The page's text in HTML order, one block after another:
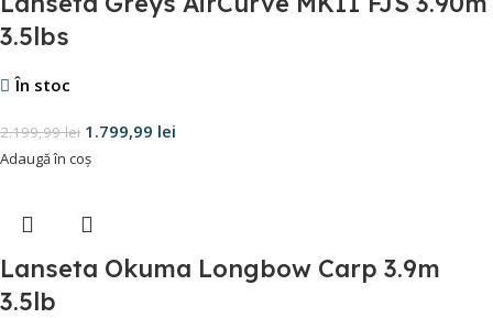
3.5lbs
În stoc
2.199,99lei 1.799,99 lei
Adaugă în coș
Lanseta Okuma Longbow Carp 3.9m
3.5lb